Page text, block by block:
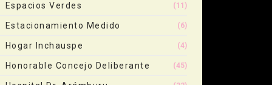
Espacios Verdes (11)
Estacionamiento Medido (6)
Hogar Inchauspe (4)
Honorable Concejo Deliberante (45)